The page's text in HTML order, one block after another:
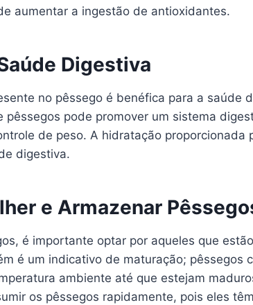
aumentar a ingestão de antioxidantes.
Digestiva
no pêssego é benéfica para a saúde
pêssegos pode promover um sistema
de peso. A hidratação
digestiva.
e Armazenar
é importante optar por aqueles que
é um indicativo de maturação; pêssegos
ambiente até que estejam
os pêssegos rapidamente, pois eles